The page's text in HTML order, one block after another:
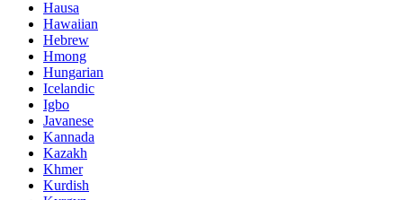
Hausa
Hawaiian
Hebrew
Hmong
Hungarian
Icelandic
Igbo
Javanese
Kannada
Kazakh
Khmer
Kurdish